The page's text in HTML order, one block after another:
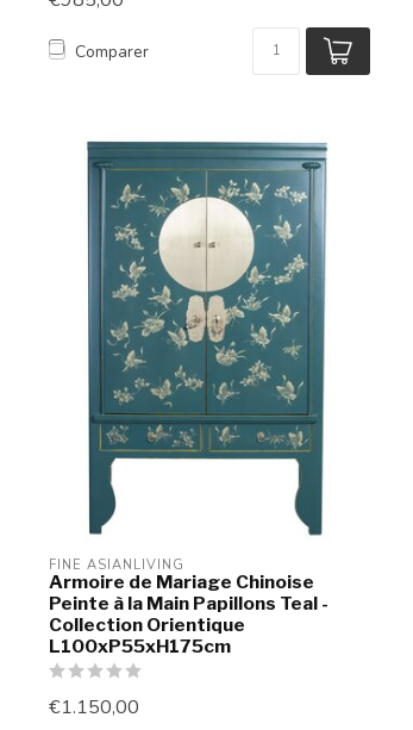
Comparer
FINE ASIANLIVING
Armoire de Mariage Chinoise
Peinte à la Main Papillons Teal -
Collection Orientique
L100xP55xH175cm
€1.150,00